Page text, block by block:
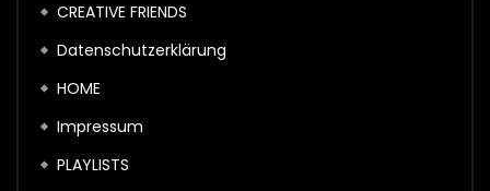
CREATIVE FRIENDS
Datenschutzerklärung
HOME
Impressum
PLAYLISTS